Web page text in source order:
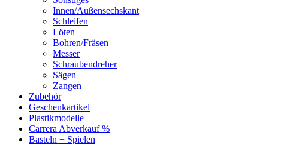
Innen/Außensechskant
Schleifen
Löten
Bohren/Fräsen
Messer
Schraubendreher
Sägen
Zangen
Zubehör
Geschenkartikel
Plastikmodelle
Carrera Abverkauf %
Basteln + Spielen